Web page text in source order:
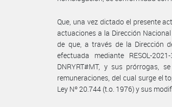
Que, una vez dictado el presente
actuaciones a la Dirección
de que, a través de la Dirección
efectuada mediante RESOL-
DNRYRT#MT, y sus prórrogas,
remuneraciones, del cual surge el
Ley Nº 20.744 (t.o. 1976) y sus